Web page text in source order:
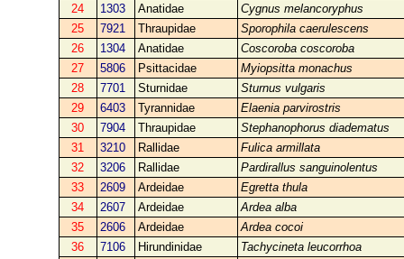
24
1303 Anatidae
Cygnus melancoryphus
25
7921 Thraupidae
Sporophila caerulescens
26
1304 Anatidae
Coscoroba coscoroba
27
5806 Psittacidae
Myiopsitta monachus
28
7701 Sturnidae
Sturnus vulgaris
29
6403 Tyrannidae
Elaenia parvirostris
30
7904 Thraupidae
Stephanophorus diadematus
31
3210 Rallidae
Fulica armillata
32
3206 Rallidae
Pardirallus sanguinolentus
33
2609 Ardeidae
Egretta thula
34
2607 Ardeidae
Ardea alba
35
2606 Ardeidae
Ardea cocoi
36
7106 Hirundinidae
Tachycineta leucorrhoa